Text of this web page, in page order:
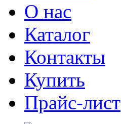
О нас
Каталог
Контакты
Купить
Прайс-лист